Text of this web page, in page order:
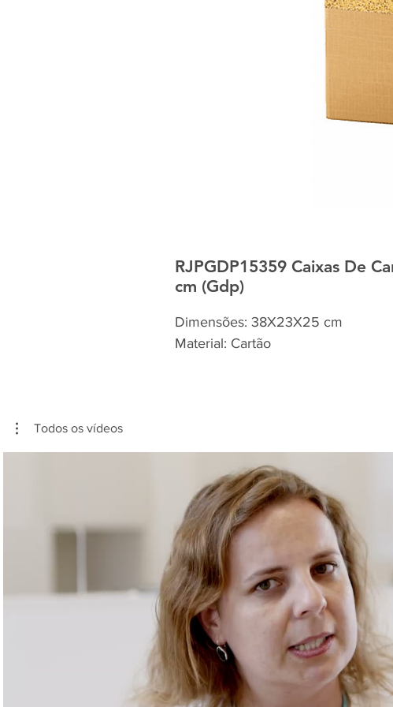
RJPGDP15359 Caixas De
cm (Gdp)
Dimensões: 38X23X25 cm
Material: Cartão
Todos os vídeos
Reproduzir vídeo